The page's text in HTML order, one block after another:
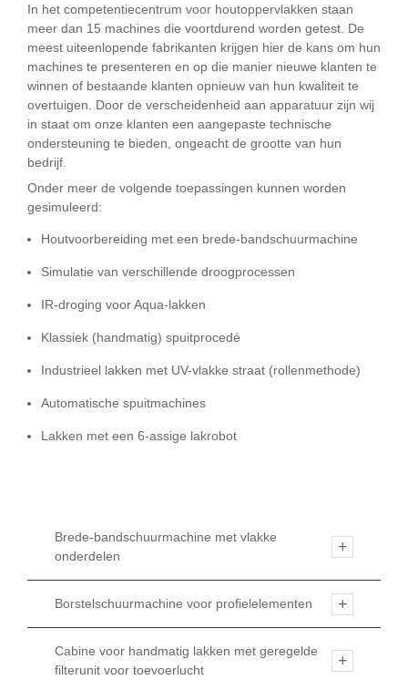
In het competentiecentrum voor houtoppervlakken staan
meer dan 15 machines die voortdurend worden getest. De
meest uiteenlopende fabrikanten krijgen hier de kans om hun
machines te presenteren en op die manier nieuwe klanten te
winnen of bestaande klanten opnieuw van hun kwaliteit te
overtuigen. Door de verscheidenheid aan apparatuur zijn wij
in staat om onze klanten een aangepaste technische
ondersteuning te bieden, ongeacht de grootte van hun
bedrijf.
Onder meer de volgende toepassingen kunnen worden
gesimuleerd:
Houtvoorbereiding met een brede-bandschuurmachine
Simulatie van verschillende droogprocessen
IR-droging voor Aqua-lakken
Klassiek (handmatig) spuitprocedé
Industrieel lakken met UV-vlakke straat (rollenmethode)
Automatische spuitmachines
Lakken met een 6-assige lakrobot
Brede-bandschuurmachine met vlakke
onderdelen
Borstelschuurmachine voor profielelementen
Cabine voor handmatig lakken met geregelde
filterunit voor toevoerlucht